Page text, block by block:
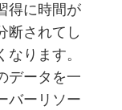
得に時間が
断されてし
ります。
データを一
バーリソー